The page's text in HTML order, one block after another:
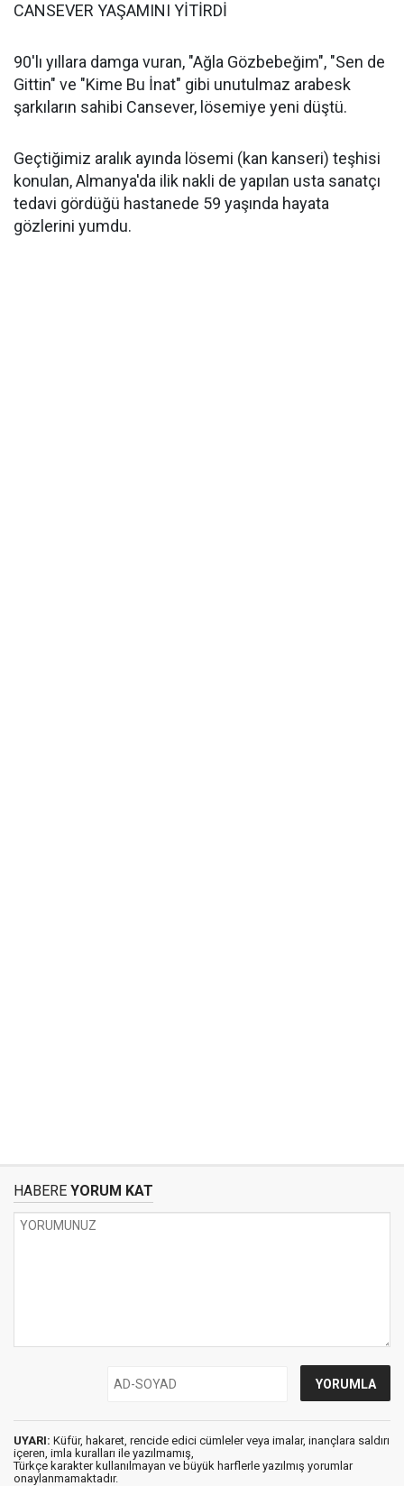
CANSEVER YAŞAMINI YİTİRDİ
90'lı yıllara damga vuran, "Ağla Gözbebeğim", "Sen de
Gittin" ve "Kime Bu İnat" gibi unutulmaz arabesk
şarkıların sahibi Cansever, lösemiye yeni düştü.
Geçtiğimiz aralık ayında lösemi (kan kanseri) teşhisi
konulan, Almanya'da ilik nakli de yapılan usta sanatçı
tedavi gördüğü hastanede 59 yaşında hayata
gözlerini yumdu.
HABERE YORUM KAT
UYARI: Küfür, hakaret, rencide edici cümleler veya imalar, inançlara saldırı
içeren, imla kuralları ile yazılmamış,
Türkçe karakter kullanılmayan ve büyük harflerle yazılmış yorumlar
onaylanmamaktadır.